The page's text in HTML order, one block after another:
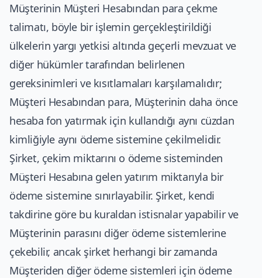
Müşterinin Müşteri Hesabından para çekme
talimatı, böyle bir işlemin gerçekleştirildiği
ülkelerin yargı yetkisi altında geçerli mevzuat ve
diğer hükümler tarafından belirlenen
gereksinimleri ve kısıtlamaları karşılamalıdır;
Müşteri Hesabından para, Müşterinin daha önce
hesaba fon yatırmak için kullandığı aynı cüzdan
kimliğiyle aynı ödeme sistemine çekilmelidir.
Şirket, çekim miktarını o ödeme sisteminden
Müşteri Hesabına gelen yatırım miktarıyla bir
ödeme sistemine sınırlayabilir. Şirket, kendi
takdirine göre bu kuraldan istisnalar yapabilir ve
Müşterinin parasını diğer ödeme sistemlerine
çekebilir, ancak şirket herhangi bir zamanda
Müşteriden diğer ödeme sistemleri için ödeme